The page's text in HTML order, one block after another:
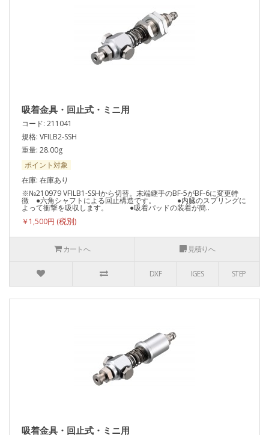
吸着金具・回止式・ミニ用
コード: 211041
規格: VFILB2-SSH
重量: 28.00g
ポイント対象
在庫: 在庫あり
※№210979 VFILB1-SSHから切替。末端継手のBF-5がBF-6に変更特
徴 ●六角シャフトによる回止構造です。 ●内臓のスプリングに
よって衝撃を吸収します。 ●吸着パッドの装着が簡..
￥1,500円
カートへ 見積りへ
DXF IGES STEP
吸着金具・回止式・ミニ用